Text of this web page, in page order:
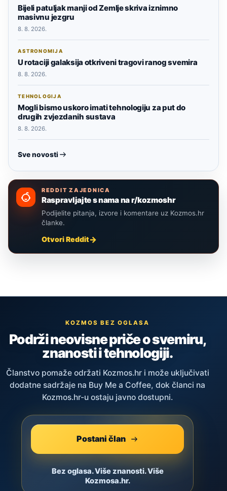
Bijeli patuljak manji od Zemlje skriva iznimno
masivnu jezgru
8. 8. 2026.
ASTRONOMIJA
U rotaciji galaksija otkriveni tragovi ranog svemira
8. 8. 2026.
TEHNOLOGIJA
Mogli bismo uskoro imati tehnologiju za put do
drugih zvjezdanih sustava
8. 8. 2026.
Sve novosti
REDDIT ZAJEDNICA
Raspravljajte s nama na r/kozmoshr
Podijelite pitanja, izvore i komentare uz Kozmos.hr
članke.
Otvori Reddit
KOZMOS BEZ OGLASA
Podrži neovisne priče o svemiru,
znanosti i tehnologiji.
Članstvo pomaže održati Kozmos.hr i može uključivati
dodatne sadržaje na Buy Me a Coffee, dok članci na
Kozmos.hr-u ostaju javno dostupni.
Postani član
Bez oglasa. Više znanosti. Više
Kozmosa.hr.